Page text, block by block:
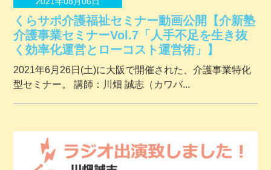
くらサポ介護福祉セミナー動画公開【介新塾
介護事業セミナーVol.7「人手不足を生き抜
く効率化運営とローコスト運営術」】
2021年6月26日(土)に大阪で開催された、介護事業特化
型セミナー。 講師：川畑 誠志（カワバ...